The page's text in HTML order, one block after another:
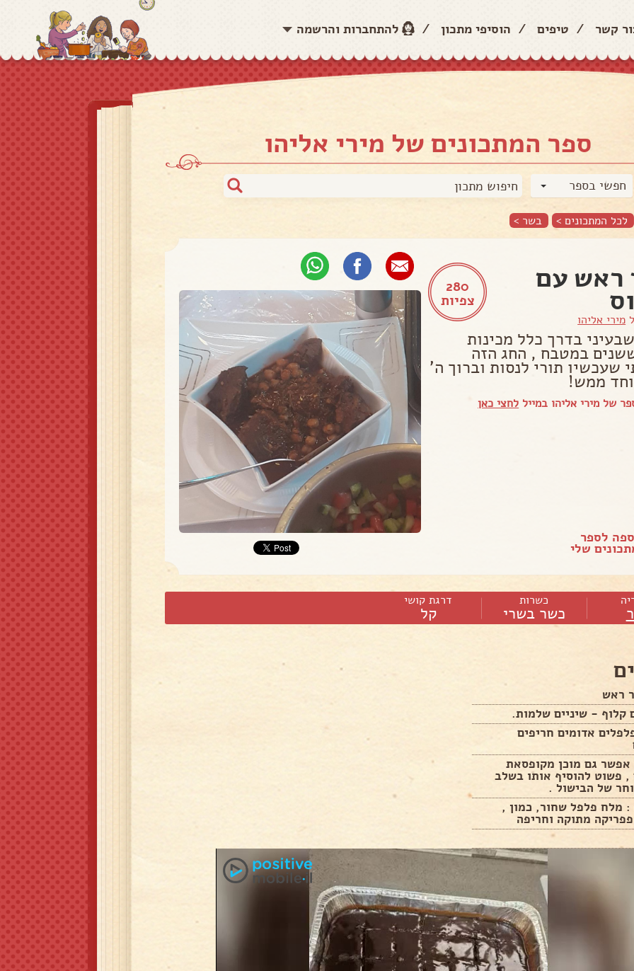
קשר / טיפים / הוסיפי מתכון / להתחברות והרשמה
ספר המתכונים של מירי אליהו
חפשי בספר
לכל המתכונים > בשר >
280
צפיות
ראש עם
מירי אליהו
בדרך כלל מכינות
במטבח , החג הזה
שעכשיו תורי לנסות וברוך ה'
ממש!
של מירי אליהו במייל לחצי כאן
לספר
שלי
כשרות
כשר בשרי
דרגת קושי
קל
ראש
קלוף - שיניים שלמות.
אדומים חריפים
גם מוכן מקופסאת
, פשוט להוסיף אותו בשלב
של הבישול .
: מלח פלפל שחור, כמון ,
מתוקה וחריפה